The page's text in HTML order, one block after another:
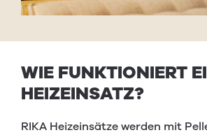
WIE FUNK­TION­IERT
HEIZEIN­SATZ?
RIKA Heizeinsätze werden mit